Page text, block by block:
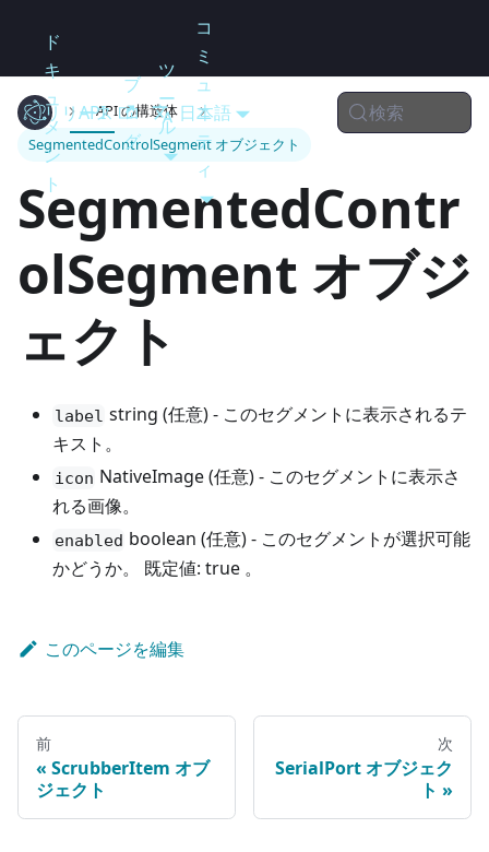
Electron
ド
キ
ュ
メ
ン
ト
API
ブ
ロ
グ
ツ
ー
ル
コ
ミ
ュ
ニ
テ
ィ
リリース 日本語 検索
API の構造体
SegmentedControlSegment オブジェクト
SegmentedContr
olSegment オブジ
ェクト
label string (任意) - このセグメントに表示されるテ
キスト。
icon NativeImage (任意) - このセグメントに表示さ
れる画像。
enabled boolean (任意) - このセグメントが選択可能
かどうか。 既定値: true 。
このページを編集
前
ScrubberItem オブ
ジェクト
次
SerialPort オブジェク
ト